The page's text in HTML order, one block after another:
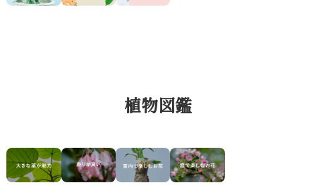
植物図鑑